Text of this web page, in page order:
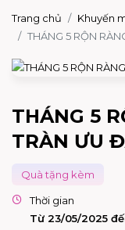
Trang chủ
Khuyến
THÁNG 5 RỘN
THÁNG 5
TRÀN ƯU
Quà tặng kèm
Thời gian
Từ 23/05/2025